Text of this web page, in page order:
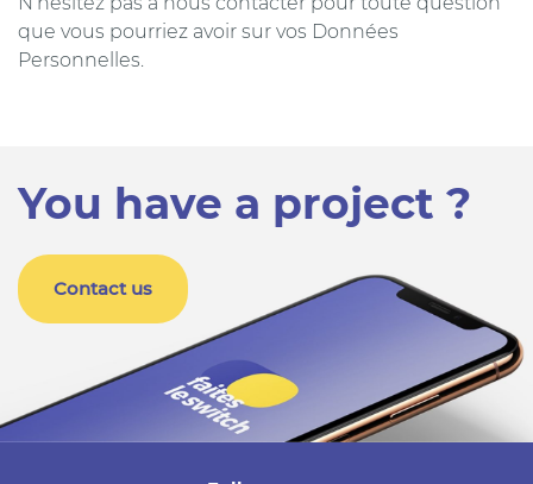
que vous pourriez avoir sur vos Données
Personnelles.
You have a project ?
Contact us